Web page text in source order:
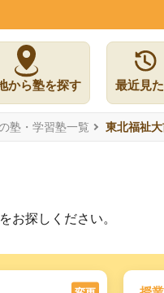
から塾を探す 最近見
塾・学習塾一覧 東北福祉
お探しください。